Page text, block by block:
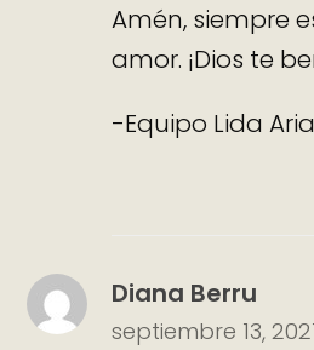
Amén, siempre
amor. ¡Dios te
-Equipo Lida
Diana Berru
septiembre 13,